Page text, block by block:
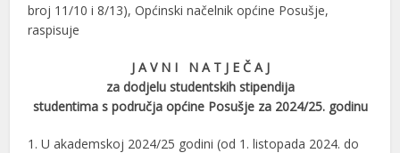
broj 11/10 i 8/13), Općinski načelnik općine Posušje,
raspisuje
J A V N I N A T J E Č A J
za dodjelu studentskih stipendija
studentima s područja općine Posušje za 2024/25. godinu
1. U akademskoj 2024/25 godini (od 1. listopada 2024. do